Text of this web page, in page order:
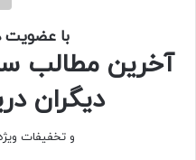
با عضویت
آخرین مطالب
دیگران
و تخفیفات